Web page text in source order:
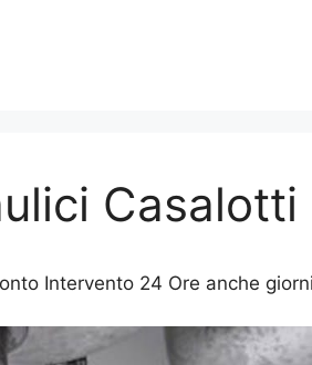
Casalotti
Intervento 24 Ore anche